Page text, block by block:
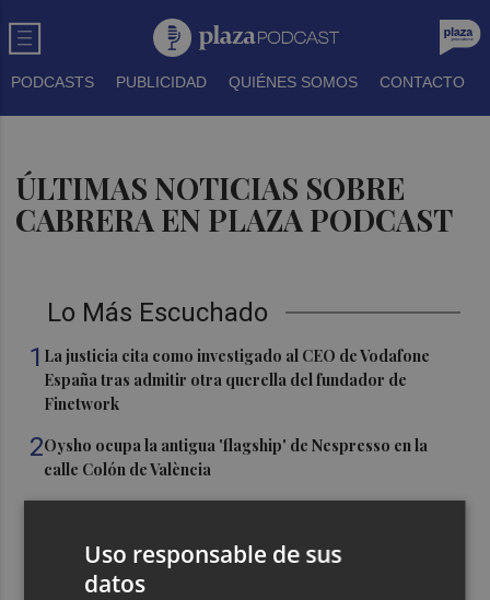
PODCASTS PUBLICIDAD QUIÉNES SOMOS CONTACTO
ÚLTIMAS NOTICIAS SOBRE
CABRERA EN PLAZA PODCAST
Lo Más Escuchado
1 La justicia cita como investigado al CEO de Vodafone
España tras admitir otra querella del fundador de
Finetwork
2Oysho ocupa la antigua 'flagship' de Nespresso en la
calle Colón de València
El proyecto 'Gramola' evalúa estrategias sostenibles
Uso responsable de sus
datos